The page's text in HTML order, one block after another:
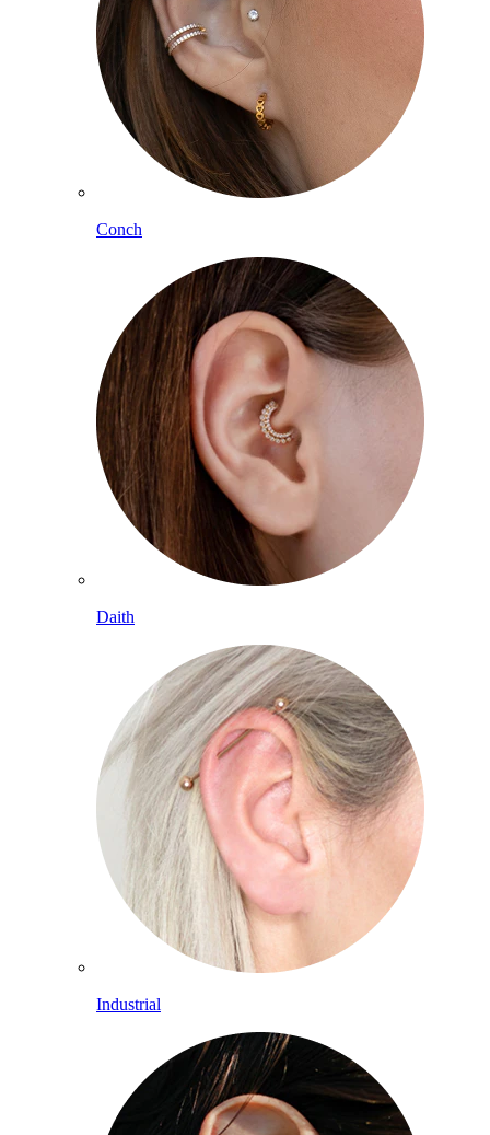
Conch
Daith
Industrial